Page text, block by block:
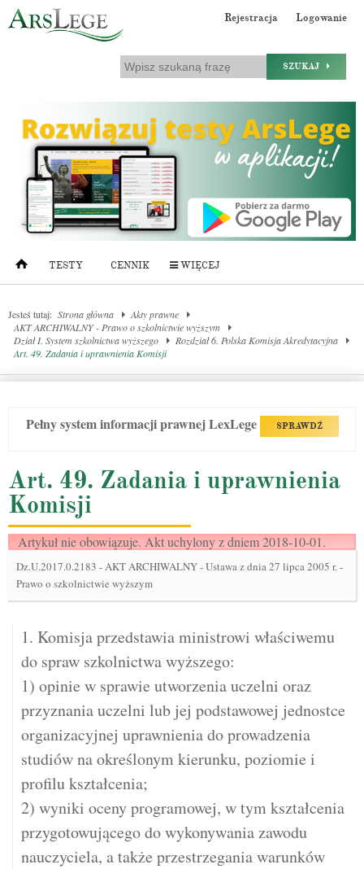
Rejestracja Logowanie
SZUKAJ
TESTY CENNIK WIĘCEJ
Jesteś tutaj: Strona główna
Akty prawne
AKT ARCHIWALNY - Prawo o szkolnictwie wyższym
Dział I. System szkolnictwa wyższego
Rozdział 6. Polska Komisja Akredytacyjna
Art. 49. Zadania i uprawnienia Komisji
Pełny system informacji prawnej LexLege SPRAWDŹ
Art. 49. Zadania i uprawnienia
Komisji
Artykuł nie obowiązuje. Akt uchylony z dniem 2018-10-01.
Dz.U.2017.0.2183 -AKT ARCHIWALNY - Ustawa z dnia 27 lipca 2005 r. -
Prawo o szkolnictwie wyższym
1. Komisja przedstawia ministrowi właściwemu
do spraw szkolnictwa wyższego:
1) opinie w sprawie utworzenia uczelni oraz
przyznania uczelni lub jej podstawowej jednostce
organizacyjnej uprawnienia do prowadzenia
studiów na określonym kierunku, poziomie i
profilu kształcenia;
2) wyniki oceny programowej, w tym kształcenia
przygotowującego do wykonywania zawodu
nauczyciela, a także przestrzegania warunków